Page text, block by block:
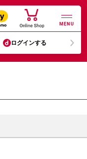
MENU
ログインする